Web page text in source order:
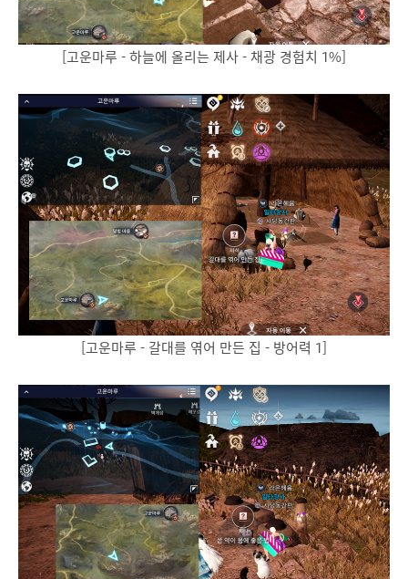
[고운마루 - 하늘에 올리는 제사 - 채광 경험치 1%]
[고운마루 - 갈대를 엮어 만든 집 - 방어력 1]